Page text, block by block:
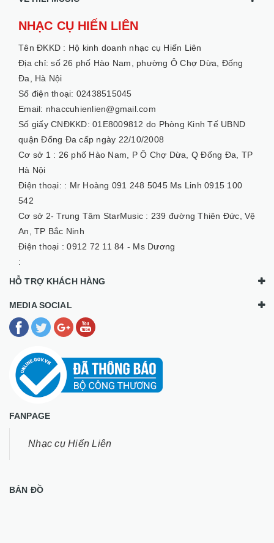
NHẠC CỤ HIẾN LIÊN
Tên ĐKKD : Hộ kinh doanh nhạc cụ Hiến Liên
Địa chỉ: số 26 phố Hào Nam, phường Ô Chợ Dừa, Đống
Đa, Hà Nội
Số điện thoại: 02438515045
Email: nhaccuhienlien@gmail.com
Số giấy CNĐKKD: 01E8009812 do Phòng Kinh Tế UBND
quận Đống Đa cấp ngày 22/10/2008
Cơ sở 1 : 26 phố Hào Nam, P Ô Chợ Dừa, Q Đống Đa, TP
Hà Nội
Điện thoại: : Mr Hoàng 091 248 5045 Ms Linh 0915 100
542
Cơ sở 2- Trung Tâm StarMusic : 239 đường Thiên Đức, Vệ
An, TP Bắc Ninh
Điện thoại :0912 72 11 84 - Ms Dương
:
HỖ TRỢ KHÁCH HÀNG
MEDIA SOCIAL
FANPAGE
Nhạc cụ Hiến Liên
BẢN ĐỒ